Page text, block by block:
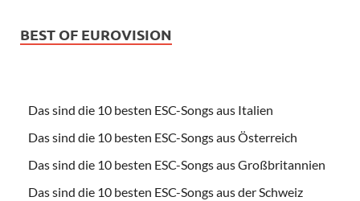
BEST OF EUROVISION
Das sind die 10 besten ESC-Songs aus Italien
Das sind die 10 besten ESC-Songs aus Österreich
Das sind die 10 besten ESC-Songs aus Großbritannien
Das sind die 10 besten ESC-Songs aus der Schweiz